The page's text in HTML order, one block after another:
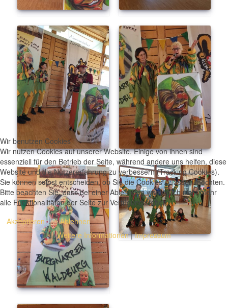
Wir benutzen Cookies
Wir nutzen Cookies auf unserer Website. Einige von ihnen sind
essenziell für den Betrieb der Seite, während andere uns helfen, diese
Website und die Nutzererfahrung zu verbessern (Tracking Cookies).
Sie können selbst entscheiden, ob Sie die Cookies zulassen möchten.
Bitte beachten Sie, dass bei einer Ablehnung womöglich nicht mehr
alle Funktionalitäten der Seite zur Verfügung stehen.
Akzeptieren
Ablehnen
Weitere Informationen|Impressum